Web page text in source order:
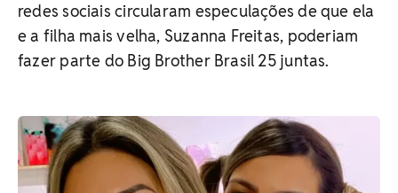
redes sociais circularam especulações de que ela
e a filha mais velha, Suzanna Freitas, poderiam
fazer parte do Big Brother Brasil 25 juntas.